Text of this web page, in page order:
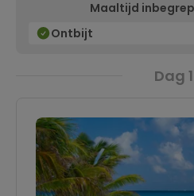
Maaltijd
Ontbijt
Dag